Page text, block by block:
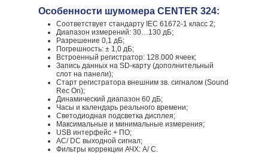
Особенности шумомера CENTER 324:
Соответствует стандарту IEC 61672-1 класс 2;
Диапазон измерений: 30…130 дБ;
Разрешение 0,1 дБ;
Погрешность: ± 1,0 дБ;
Встроенный регистратор: 128.000 ячеек;
Запись данных на SD-карту (дополнительный
слот на панели);
Старт регистратора внешним зв. сигналом (Sound
Rec On);
Динамический диапазон 60 дБ;
Часы и календарь реального времени;
Светодиодная подсветка дисплея;
Максимальные и минимальные измерения;
USB интерфейс + ПО;
AC/ DC выходной сигнал;
Фильтры коррекции АЧХ: А/ С.